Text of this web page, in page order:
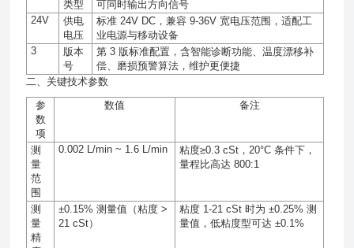
类型
可同时输出方向信号
24V
供电
电压
标准 24V DC ，兼容 9-36V 宽电压范围，适配工
业电源与移动设备
3
版本
号
第 3 版标准配置，含智能诊断功能、温度漂移补
偿、磨损预警算法，维护更便捷
二、关键技术参数
参
数
项
数值 备注
测
量
范
围
0.002 L/min ~ 1.6 L/min 粘度≥0.3 cSt ，20°C条件下，
量程比高达 800:1
测
量
精
±0.15%测量值 （粘度 >
21 cSt）
粘度 1-21 cSt 时为 ±0.25%测
量值，低粘度型可达 ±0.1%